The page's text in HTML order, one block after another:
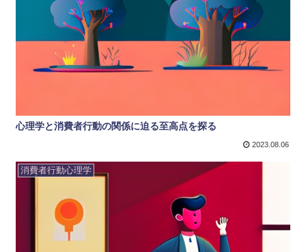
心理学と消費者行動の関係に迫る至高点を探る
2023.08.06
消費者行動心理学